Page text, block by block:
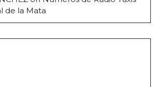
de la Mata